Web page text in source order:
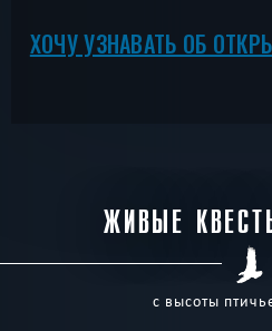
ХОЧУ УЗНАВАТЬ ОБ
ЖИВЫЕ
с высоты